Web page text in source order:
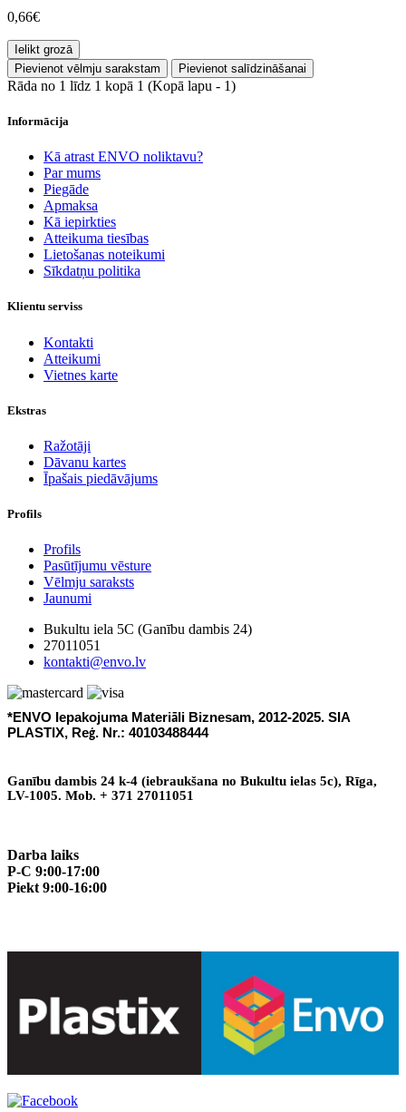
0,66€
Ielikt grozā
Pievienot vēlmju sarakstam
Pievienot salīdzināšanai
Rāda no 1 līdz 1 kopā 1 (Kopā lapu - 1)
Informācija
Kā atrast ENVO noliktavu?
Par mums
Piegāde
Apmaksa
Kā iepirkties
Atteikuma tiesības
Lietošanas noteikumi
Sīkdatņu politika
Klientu serviss
Kontakti
Atteikumi
Vietnes karte
Ekstras
Ražotāji
Dāvanu kartes
Īpašais piedāvājums
Profils
Profils
Pasūtījumu vēsture
Vēlmju saraksts
Jaunumi
Bukultu iela 5C (Ganību dambis 24)
27011051
kontakti@envo.lv
*ENVO Iepakojuma Materiā li Biznesam, 2012-2025. SIA
PLASTIX, Reģ. Nr.: 40103488444
Ganību dambis 24 k-4 (iebraukšana no Bukultu ielas 5c), Rīga,
LV-1005. Mob. + 371 27011051
Darba laiks
P-C 9:00-17:00
Piekt 9:00-16:00